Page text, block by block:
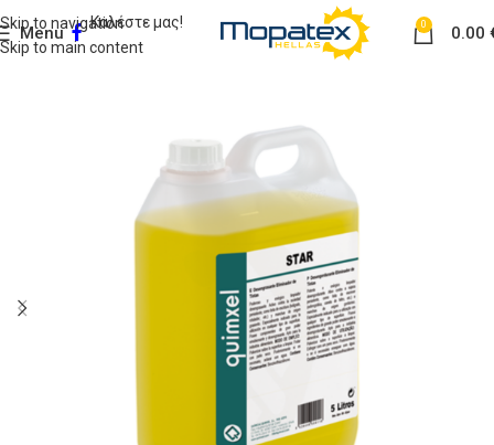
Skip to navigation
Skip to main content
Menu
Καλέστε μας! 0 0.00